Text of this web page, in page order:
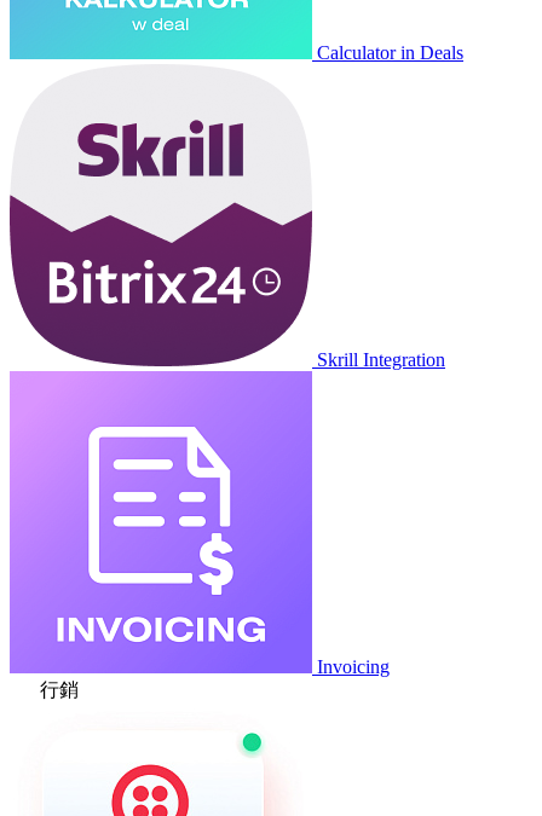
Calculator in Deals
Skrill Integration
Invoicing
行銷